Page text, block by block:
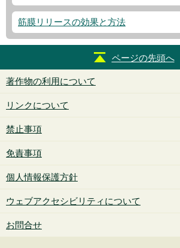
筋膜リリースの効果と方法
ページの先頭へ
著作物の利用について
リンクについて
禁止事項
免責事項
個人情報保護方針
ウェブアクセシビリティについて
お問合せ